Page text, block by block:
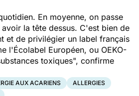
En moyenne, on passe
la tête dessus. C'est bien de
et de privilégier un label français
l'Écolabel Européen, ou OEKO-
toxiques", confirme
AUX ACARIENS
ALLERGIES